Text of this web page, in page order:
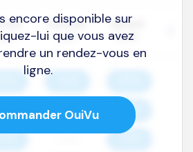
encore disponible sur
lui que vous avez
un rendez-vous en
ligne.
OuiVu